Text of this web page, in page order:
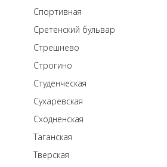
Спортивная
Сретенский бульвар
Стрешнево
Строгино
Студенческая
Сухаревская
Сходненская
Таганская
Тверская